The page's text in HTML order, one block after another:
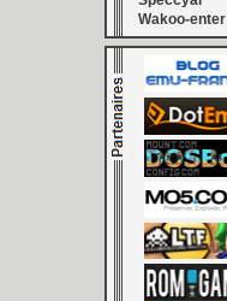
Wakoo-enter